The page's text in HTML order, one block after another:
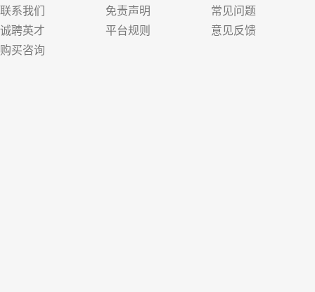
联系我们
诚聘英才
购买咨询
免责声明
平台规则
常见问题
意见反馈